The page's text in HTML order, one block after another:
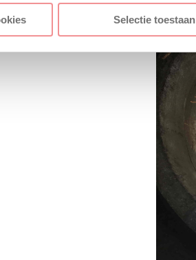
Selectie toestaan
ongeveer 15
voor de zalm.